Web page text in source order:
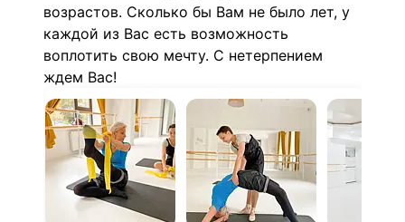
возрастов. Сколько бы Вам не было лет, у
каждой из Вас есть возможность
воплотить свою мечту. С нетерпением
ждем Вас!